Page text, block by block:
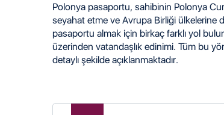
Polonya pasaportu, sahibinin Polonya
seyahat etme ve Avrupa Birliği ülkelerine
pasaportu almak için birkaç farklı yol
üzerinden vatandaşlık edinimi. Tüm bu
detaylı şekilde açıklanmaktadır.